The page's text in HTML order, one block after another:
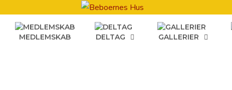
MEDLEMSKAB DELTAG GALLERIER